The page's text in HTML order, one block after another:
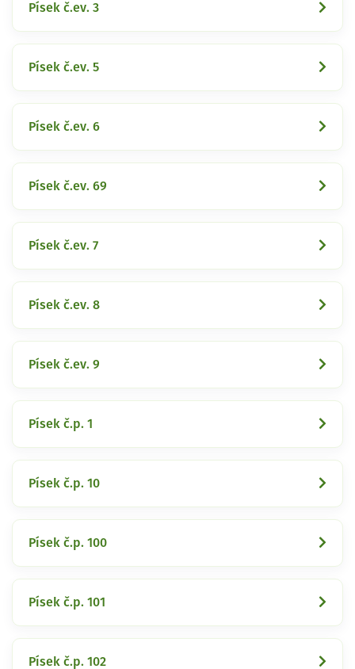
Písek č.ev. 3
Písek č.ev. 5
Písek č.ev. 6
Písek č.ev. 69
Písek č.ev. 7
Písek č.ev. 8
Písek č.ev. 9
Písek č.p. 1
Písek č.p. 10
Písek č.p. 100
Písek č.p. 101
Písek č.p. 102